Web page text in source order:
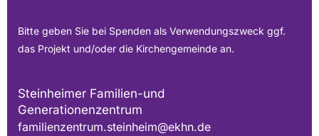
Bitte geben Sie bei Spenden als Verwendungszweck ggf.
das Projekt und/oder die Kirchengemeinde an.
Steinheimer Familien-und
Generationenzentrum
familienzentrum.steinheim@ekhn.de